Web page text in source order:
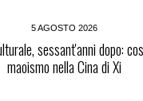
5 AGOSTO 2026
sessant'anni dopo:
maoismo nella Cina di Xi